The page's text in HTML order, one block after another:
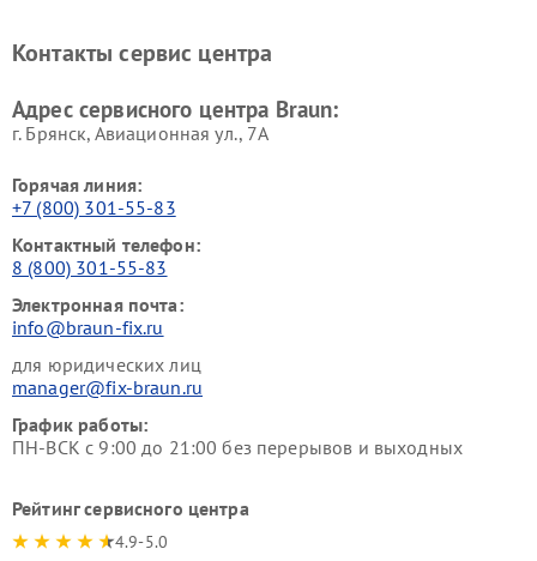
Контакты сервис центра
Адрес сервисного центра Braun:
г. Брянск, Авиационная ул., 7А
Горячая линия:
+7 (800) 301-55-83
Контактный телефон:
8 (800) 301-55-83
Электронная почта:
info@braun-fix.ru
для юридических лиц
manager@fix-braun.ru
График работы:
ПН-ВСК с 9:00 до 21:00 без перерывов и выходных
Рейтинг сервисного центра
4.9-5.0